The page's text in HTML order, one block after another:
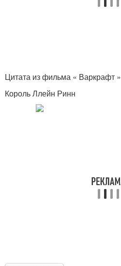
Цитата из фильма « Варкрафт »
Король Ллейн Ринн